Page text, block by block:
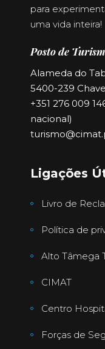
para
uma vida inteira!
Posto de
Alameda do
5400-239
+351 276 009
nacional)
Ligações
Livro de
Política de
Alto Tâmega
CIMAT
Centro
Forças de